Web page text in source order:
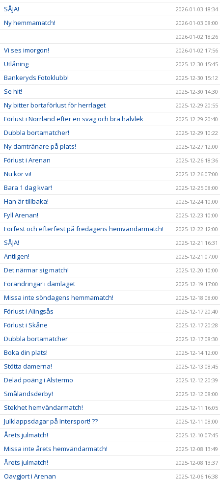
SÅJA! 2026-01-03 18:34
Ny hemmamatch!
2026-01-03 08:00
2026-01-02 18:26
Vi ses imorgon! 2026-01-02 17:56
Utlåning 2025-12-30 15:45
Bankeryds Fotoklubb! 2025-12-30 15:12
Se hit! 2025-12-30 14:30
Ny bitter bortaförlust för herrlaget 2025-12-29 20:55
Förlust i Norrland efter en svag och bra halvlek 2025-12-29 20:40
Dubbla bortamatcher! 2025-12-29 10:22
Ny damtränare på plats! 2025-12-27 12:00
Förlust i Arenan 2025-12-26 18:36
Nu kör vi! 2025-12-26 07:00
Bara 1 dag kvar! 2025-12-25 08:00
Han är tillbaka! 2025-12-24 10:00
Fyll Arenan! 2025-12-23 10:00
Förfest och efterfest på fredagens hemvändarmatch! 2025-12-22 12:00
SÅJA! 2025-12-21 16:31
Äntligen! 2025-12-21 07:00
Det närmar sig match! 2025-12-20 10:00
Förändringar i damlaget 2025-12-19 17:00
Missa inte söndagens hemmamatch! 2025-12-18 08:00
Förlust i Alingsås 2025-12-17 20:40
Förlust i Skåne 2025-12-17 20:28
Dubbla bortamatcher 2025-12-17 08:30
Boka din plats! 2025-12-14 12:00
Stötta damerna! 2025-12-13 08:45
Delad poäng i Alstermo 2025-12-12 20:39
Smålandsderby! 2025-12-12 08:00
Stekhet hemvändarmatch! 2025-12-11 16:05
Julklappsdagar på Intersport! ?? 2025-12-11 08:00
Årets julmatch! 2025-12-10 07:45
Missa inte årets hemvändarmatch! 2025-12-08 13:49
Årets julmatch! 2025-12-08 13:37
Oavgjort i Arenan 2025-12-06 16:38